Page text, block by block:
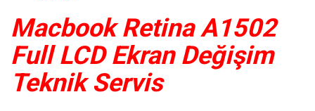
Macbook Retina A1502
Full LCD Ekran Değişim
Teknik Servis